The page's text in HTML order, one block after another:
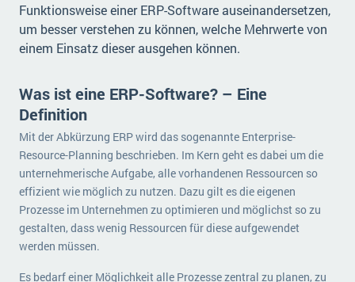
Funktionsweise einer ERP-Software auseinandersetzen,
um besser verstehen zu können, welche Mehrwerte von
einem Einsatz dieser ausgehen können.
Was ist eine ERP-Software? – Eine
Definition
Mit der Abkürzung ERP wird das sogenannte Enterprise-
Resource-Planning beschrieben. Im Kern geht es dabei um die
unternehmerische Aufgabe, alle vorhandenen Ressourcen so
effizient wie möglich zu nutzen. Dazu gilt es die eigenen
Prozesse im Unternehmen zu optimieren und möglichst so zu
gestalten, dass wenig Ressourcen für diese aufgewendet
werden müssen.
Es bedarf einer Möglichkeit alle Prozesse zentral zu planen, zu